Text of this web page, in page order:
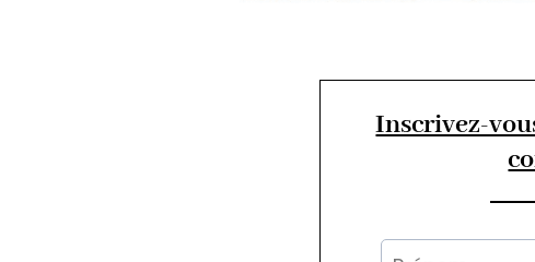
Inscrivez-